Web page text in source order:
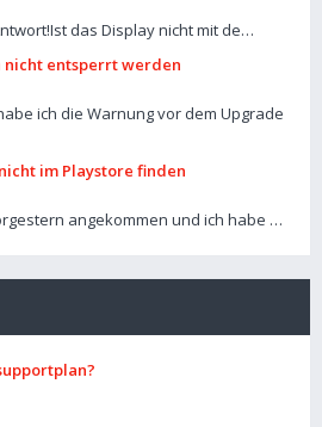
das Display nicht mit de…
nicht entsperrt werden
ich die Warnung vor dem Upgrade
im Playstore finden
angekommen und ich habe …